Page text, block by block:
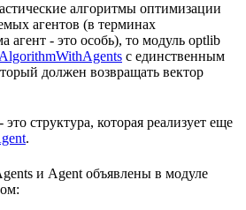
алгоритмы оптимизации
агентов (в терминах
агент - это особь), то модуль optlib
AlgorithmWithAgents с единственным
должен возвращать вектор
структура, которая реализует еще
.
и Agent объявлены в модуле